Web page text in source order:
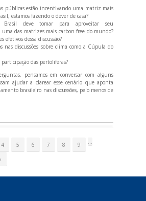
públicas estão incentivando uma matriz mais
estamos fazendo o dever de casa?
deve tomar para aproveitar seu
uma das matrizes mais carbon free do mundo?
efetivos dessa discussão?
nas discussões sobre clima como a Cúpula do
das pertoliferas?
pensamos em conversar com alguns
ajudar a clarear esse cenário que aponta
brasileiro nas discussões, pelo menos de
4 5 6 7 8 9 …